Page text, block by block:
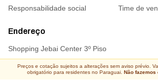
Responsabilidade social
Time de
Endereço
Shopping Jebai Center 3º Piso
Preços e cotação sujeitos a alterações sem aviso prévio.
obrigatório para residentes no Paraguai. Não fazemos